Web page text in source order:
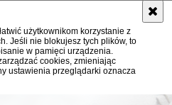
użytkownikom korzystanie z
Jeśli nie blokujesz tych plików, to
w pamięci urządzenia.
cookies, zmieniając
ustawienia przeglądarki oznacza